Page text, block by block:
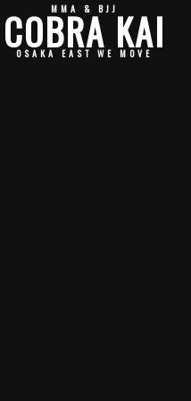
MMA & BJJ
COBRA KAI
OSAKA EAST WE MOVE